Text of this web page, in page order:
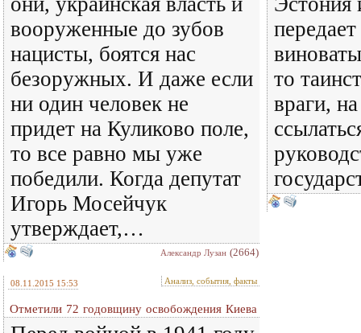
вооруженные до зубов
нацисты, боятся нас
безоружных. И даже если
ни один человек не
придет на Куликово поле,
то все равно мы уже
победили. Когда депутат
Игорь Мосейчук
утверждает,…
Александр Лузан (2664)
то
враги,
08.11.2015 15:53 Анализ, события, факты
Отметили 72 годовщину освобождения Киева